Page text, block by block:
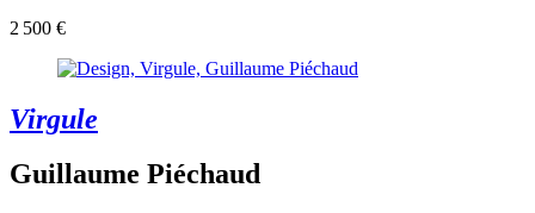
2 500 €
Virgule
Guillaume Piéchaud